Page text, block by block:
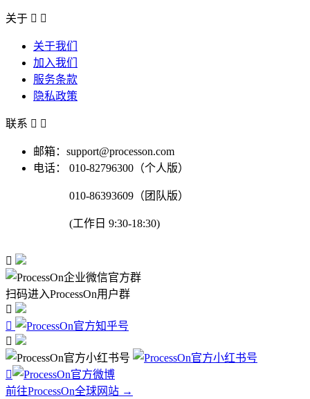
关于  
关于我们
加入我们
服务条款
隐私政策
联系  
邮箱：support@processon.com
电话：
010-82796300（个人版）
010-86393609（团队版）
(工作日 9:30-18:30)

扫码进入ProcessOn用户群




前往ProcessOn全球网站 →